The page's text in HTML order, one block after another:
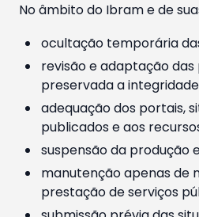
No âmbito do Ibram e de
ocultação temporária
revisão e adaptação
preservada a
adequação dos portais,
publicados e aos
suspensão da produção
manutenção apenas de
prestação de serviços